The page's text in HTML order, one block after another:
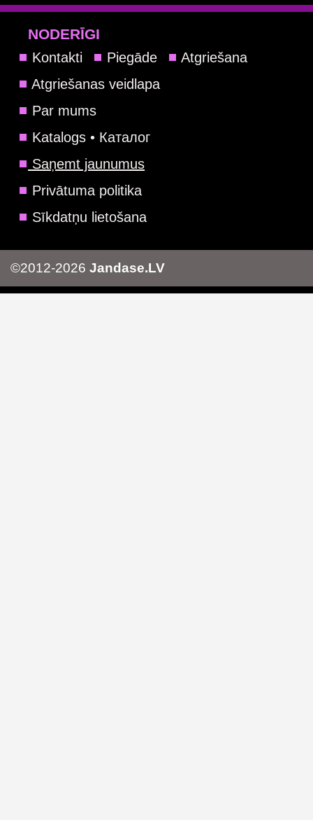
NODERĪGI
Kontakti Piegāde
Atgriešana
Atgriešanas veidlapa
Par mums
Katalogs • Каталог
Saņemt jaunumus
Privātuma politika
Sīkdatņu lietošana
©2012-2026 Jandase.LV